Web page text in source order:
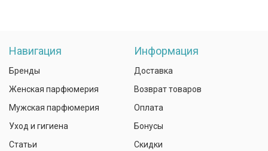
Навигация
Бренды
Женская парфюмерия
Мужская парфюмерия
Уход и гигиена
Статьи
Информация
Доставка
Возврат товаров
Оплата
Бонусы
Скидки